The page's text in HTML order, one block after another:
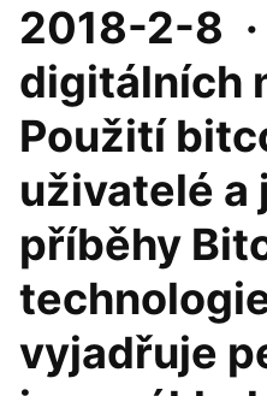
2018-2-8
digitálních
Použití
uživatelé a
příběhy
vyjadřuje